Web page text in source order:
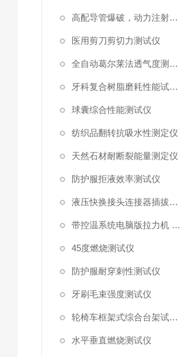
高配导管爆破，动力注射中流量及压力测试仪
医用剪刀剪切力测试仪
全自动葛尔莱法透气度测试仪
牙科复合树脂磨耗性能试验仪
球囊综合性能测试仪
纺织品翻转抗吸水性测定仪
天然石材耐断裂能量测定仪
防护服拒液效率测试仪
液压快换接头连接器插拔泄漏测试仪
带控温系统电脑版拉力机 统电脑版拉力机
45度燃烧测试仪
防护服耐穿刺性测试仪
牙刷毛束强度测试仪
轮椅车框架式综合台架试验机
水平垂直燃烧测试仪